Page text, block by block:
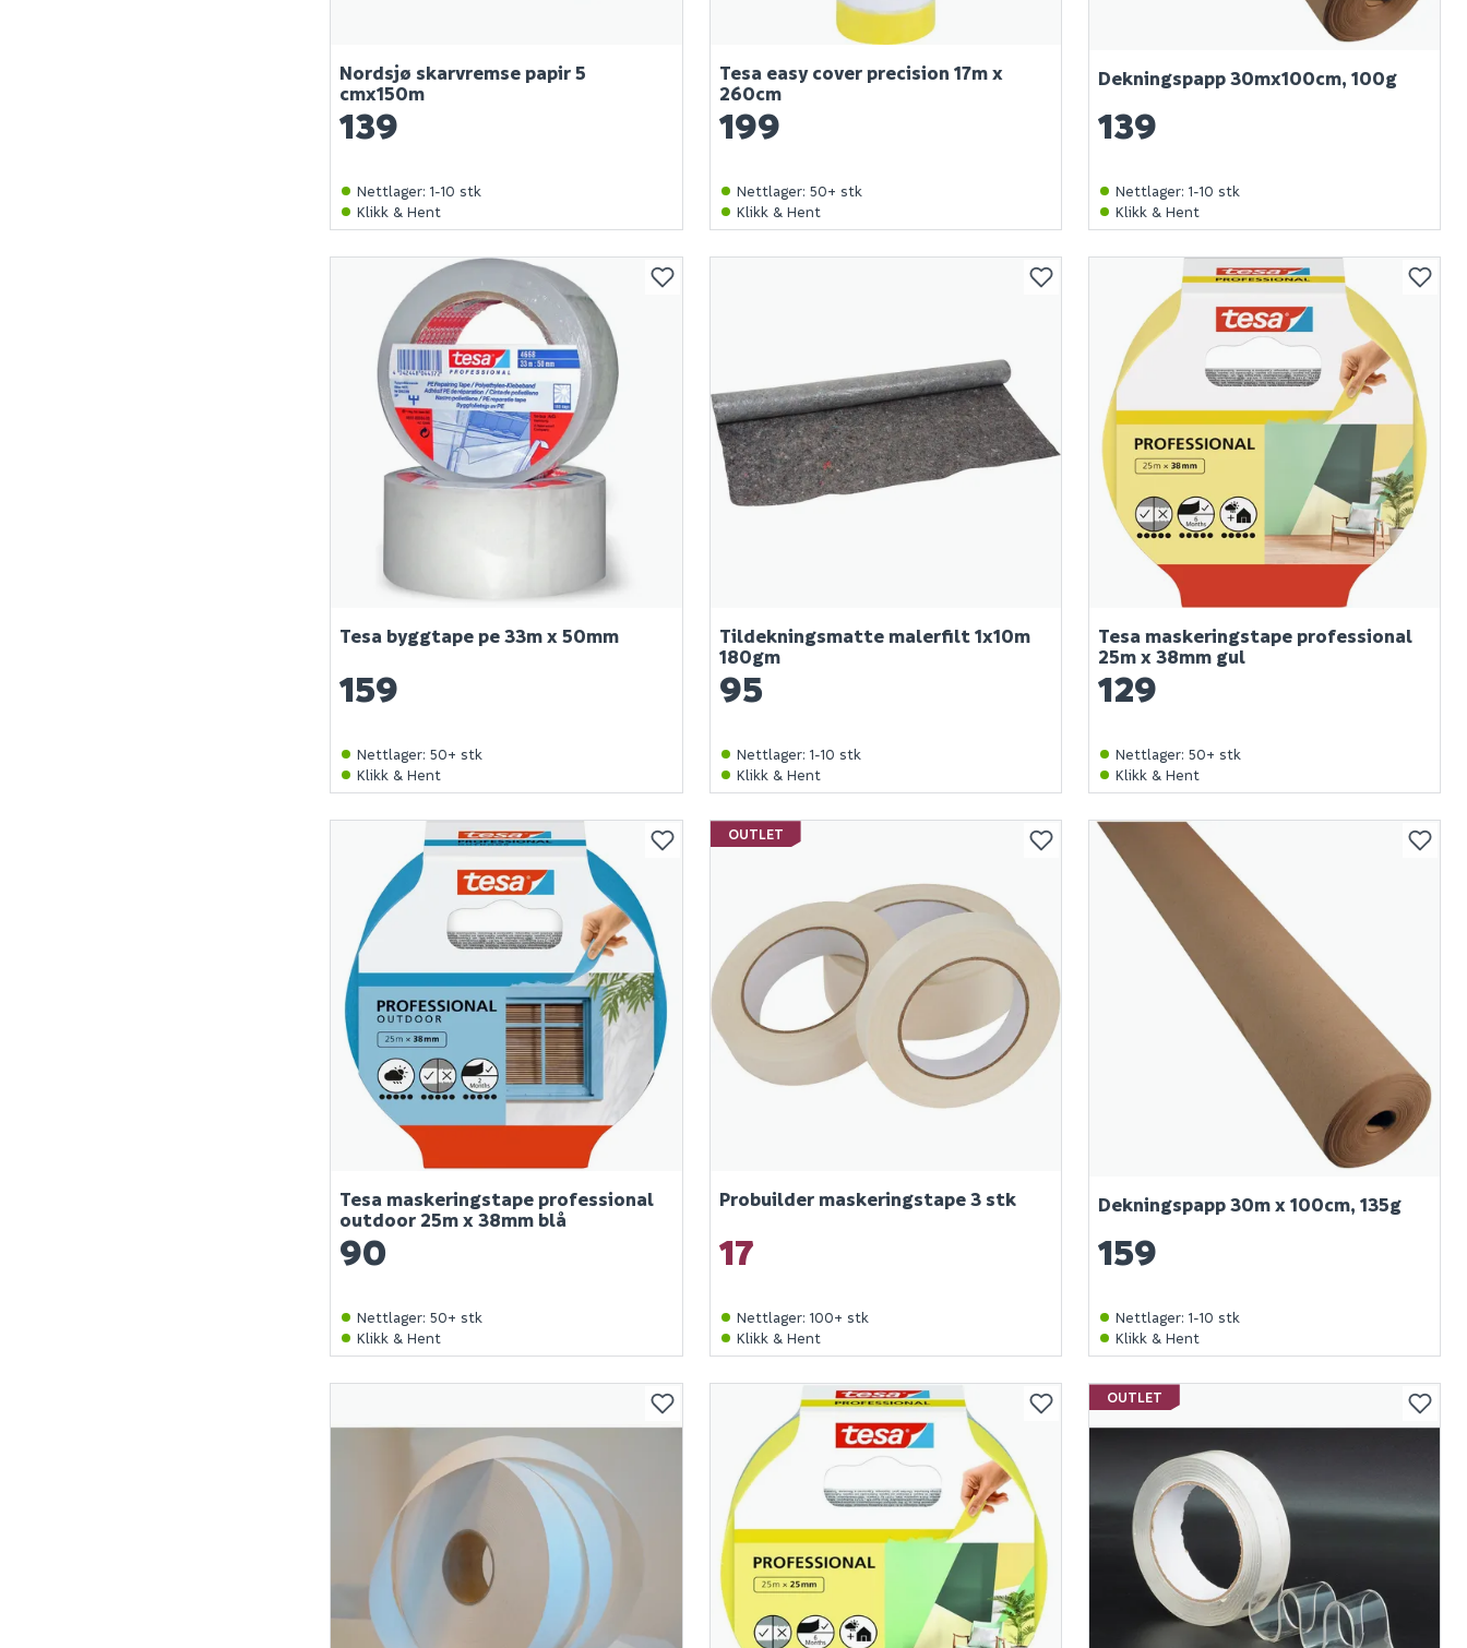
Nordsjø skarvremse papir 5
cmx150m
139
Nettlager:1-10 stk
Klikk & Hent
Tesa easy cover precision 17m x
260cm
199
Nettlager: 50+ stk
Klikk & Hent
Dekningspapp 30mx100cm, 100g
139
Nettlager: 1-10 stk
Klikk & Hent
Tesa byggtape pe 33m x 50mm
159
Nettlager:50+ stk
Klikk & Hent
Tildekningsmatte malerfilt 1x10m
180gm
95
Nettlager: 1-10 stk
Klikk & Hent
Tesa maskeringstape professional
25m x 38mm gul
129
Nettlager: 50+ stk
Klikk & Hent
Tesa maskeringstape professional
outdoor 25m x 38mm blå
90
Nettlager:50+ stk
Klikk & Hent
OUTLET
Probuilder maskeringstape 3 stk
17
Nettlager: 100+ stk
Klikk & Hent
Dekningspapp 30m x 100cm, 135g
159
Nettlager: 1-10 stk
Klikk & Hent
OUTLET